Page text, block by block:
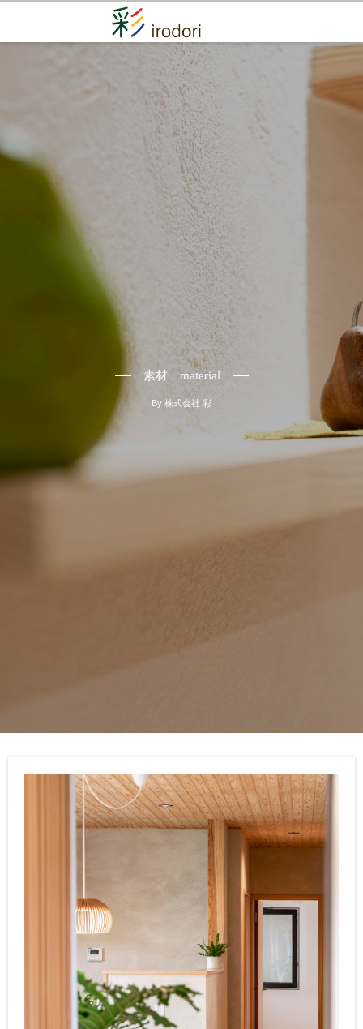
素材 material
By 株式会社 彩